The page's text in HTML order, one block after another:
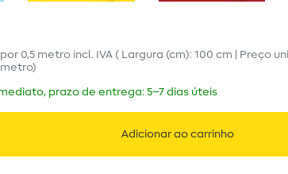
por 0,5 metro incl. IVA ( Largura (cm): 100 cm | Preço
metro)
prazo de entrega: 5–7 dias úteis
Adicionar ao carrinho